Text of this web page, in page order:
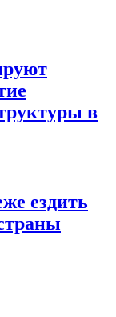
в
ездить